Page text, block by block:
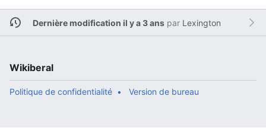
Dernière modification il y a 3 anspar Lexington
Wikiberal
Politique de confidentialité Version de bureau